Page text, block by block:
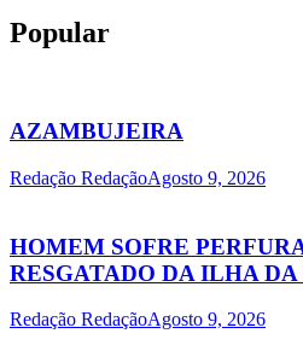
Popular
AZAMBUJEIRA
Redação RedaçãoAgosto 9, 2026
HOMEM SOFRE
RESGATADO DA ILHA
Redação RedaçãoAgosto 9, 2026